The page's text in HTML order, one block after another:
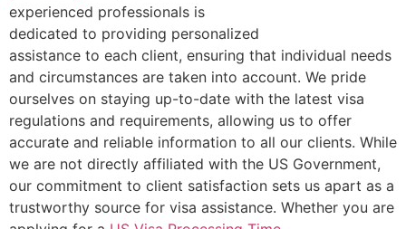
experienced professionals is
dedicated to providing personalized
assistance to each client, ensuring that individual needs
and circumstances are taken into account. We pride
ourselves on staying up-to-date with the latest visa
regulations and requirements, allowing us to offer
accurate and reliable information to all our clients. While
we are not directly affiliated with the US Government,
our commitment to client satisfaction sets us apart as a
trustworthy source for visa assistance. Whether you are